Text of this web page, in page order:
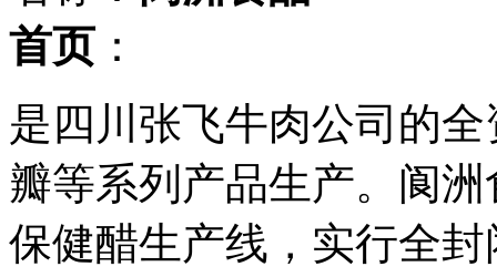
首页 ：
是四川张飞牛肉公司的
瓣等系列产品生产。阆
保健醋生产线，实行全